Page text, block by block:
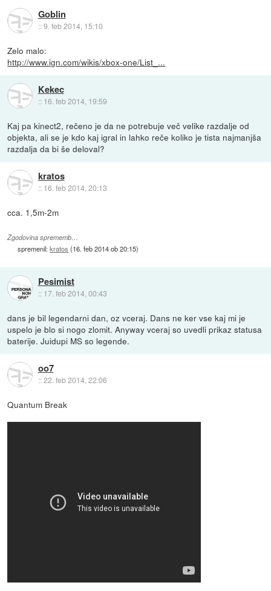
Goblin
::9. feb 2014, 15:10
Zelo malo:
http://www.ign.com/wikis/xbox-one/List_...
Kekec
:: 16. feb 2014, 19:59
Kaj pa kinect2, rečeno je da ne potrebuje več velike razdalje od
objekta, ali se je kdo kaj igral in lahko reče koliko je tista najmanjša
razdalja da bi še deloval?
kratos
:: 16. feb 2014, 20:13
cca. 1,5m-2m
Zgodovina sprememb…
spremenil:kratos (16. feb 2014 ob 20:15)
Pesimist
:: 17. feb 2014, 00:43
dans je bil legendarni dan, oz vceraj. Dans ne ker vse kaj mi je
uspelo je blo si nogo zlomit. Anyway vceraj so uvedli prikaz statusa
baterije. Juidupi MS so legende.
oo7
::22. feb 2014, 22:06
Quantum Break